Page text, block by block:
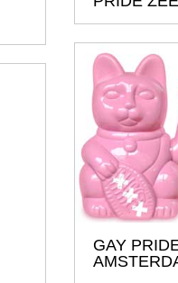
GAY